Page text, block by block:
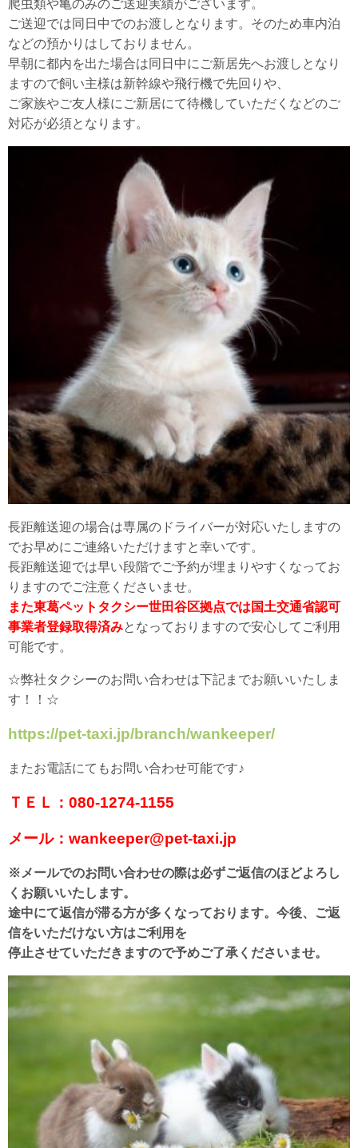
爬虫類や亀のみのご送迎実績がございます。
ご送迎では同日中でのお渡しとなります。そのため車内泊
などの預かりはしておりません。
早朝に都内を出た場合は同日中にご新居先へお渡しとなり
ますので飼い主様は新幹線や飛行機で先回りや、
ご家族やご友人様にご新居にて待機していただくなどのご
対応が必須となります。
長距離送迎の場合は専属のドライバーが対応いたしますの
でお早めにご連絡いただけますと幸いです。
長距離送迎では早い段階でご予約が埋まりやすくなってお
りますのでご注意くださいませ。
また東葛ペットタクシー世田谷区拠点では国土交通省認可
事業者登録取得済みとなっておりますので安心してご利用
可能です。
☆弊社タクシーのお問い合わせは下記までお願いいたしま
す！！☆
https://pet-taxi.jp/branch/wankeeper/
またお電話にてもお問い合わせ可能です♪
ＴＥＬ：080-1274-1155
メール：wankeeper@pet-taxi.jp
※メールでのお問い合わせの際は必ずご返信のほどよろし
くお願いいたします。
途中にて返信が滞る方が多くなっております。今後、ご返
信をいただけない方はご利用を
停止させていただきますので予めご了承くださいませ。